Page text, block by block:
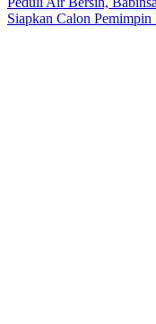
Siapkan Calon